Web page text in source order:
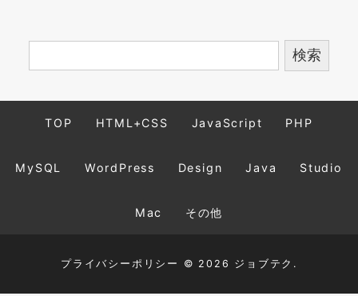
TOP HTML+CSS JavaScript PHP
MySQL WordPress Design Java Studio
Mac その他
プライバシーポリシー © 2026 ジョブテク.